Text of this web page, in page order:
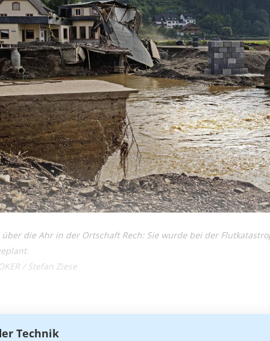
die Ahr in der Ortschaft Rech: Sie wurde bei der
/ Stefan Ziese
Technik